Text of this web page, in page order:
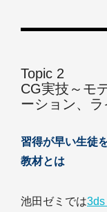
Topic 2
CG実技～モ
ーション、ラ
習得が早い生徒
教材とは
池田ゼミでは3ds